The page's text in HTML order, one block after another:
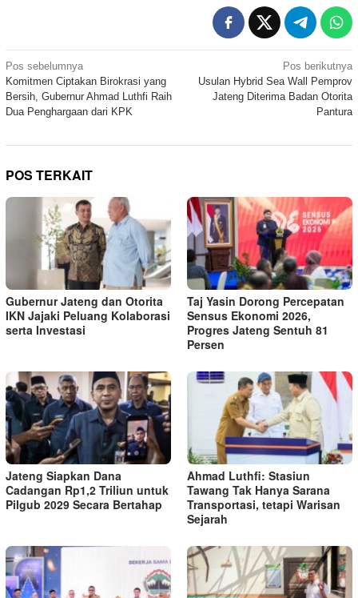
Navigasi
pos
Pos sebelumnya
Komitmen Ciptakan Birokrasi yang
Bersih, Gubernur Ahmad Luthfi Raih
Dua Penghargaan dari KPK
Pos berikutnya
Usulan Hybrid Sea Wall Pemprov
Jateng Diterima Badan Otorita
Pantura
POS TERKAIT
Gubernur Jateng dan Otorita
IKN Jajaki Peluang Kolaborasi
serta Investasi
Taj Yasin Dorong Percepatan
Sensus Ekonomi 2026,
Progres Jateng Sentuh 81
Persen
Jateng Siapkan Dana
Cadangan Rp1,2 Triliun untuk
Pilgub 2029 Secara Bertahap
Ahmad Luthfi: Stasiun
Tawang Tak Hanya Sarana
Transportasi, tetapi Warisan
Sejarah